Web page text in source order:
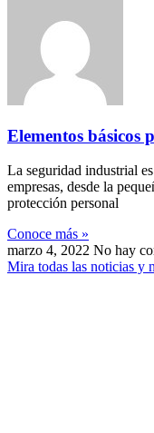
Elementos básicos
La seguridad industrial
empresas, desde la
protección personal
Conoce más »
marzo 4, 2022 No hay
Mira todas las noticias y